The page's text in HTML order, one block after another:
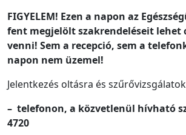
FIGYELEM! Ezen a napon az
fent megjelölt szakrendeléseit lehet
venni! Sem a recepció, sem a
napon nem üzemel!
Jelentkezés oltásra és
– telefonon, a közvetlenül hívható
4720